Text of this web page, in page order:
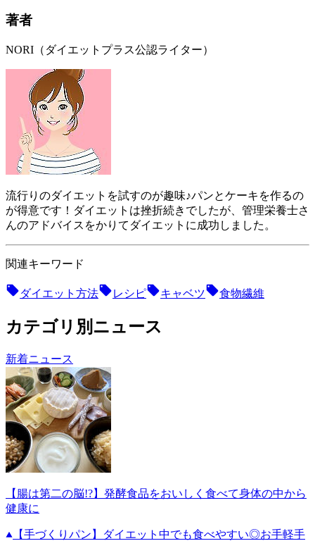
著者
NORI（ダイエットプラス公認ライター）
流行りのダイエットを試すのが趣味♪パンとケーキを作るの
が得意です！ダイエットは挫折続きでしたが、管理栄養士さ
んのアドバイスをかりてダイエットに成功しました。
関連キーワード
ダイエット方法 レシピ キャベツ 食物繊維
カテゴリ別ニュース
新着ニュース
【腸は第二の脳!?】発酵食品をおいしく食べて身体の中から
健康に
【手づくりパン】ダイエット中でも食べやすい◎お手軽手